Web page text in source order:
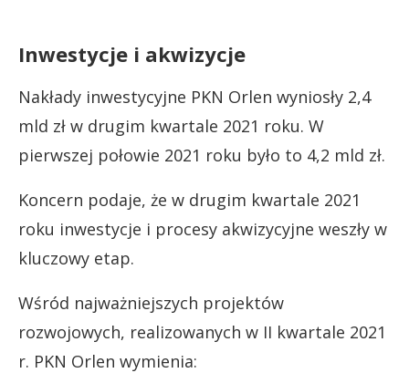
Inwestycje i akwizycje
Nakłady inwestycyjne PKN Orlen wyniosły 2,4
mld zł w drugim kwartale 2021 roku. W
pierwszej połowie 2021 roku było to 4,2 mld zł.
Koncern podaje, że w drugim kwartale 2021
roku inwestycje i procesy akwizycyjne weszły w
kluczowy etap.
Wśród najważniejszych projektów
rozwojowych, realizowanych w II kwartale 2021
r. PKN Orlen wymienia: